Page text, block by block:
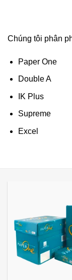
Chúng tôi phân
Paper One
Double A
IK Plus
Supreme
Excel